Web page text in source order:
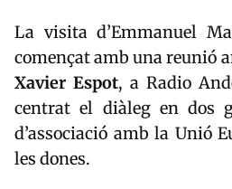
La visita d’Emmanuel
començat amb una reunió
Xavier Espot, a Radio
centrat el diàleg en dos
d’associació amb la Unió
les dones.